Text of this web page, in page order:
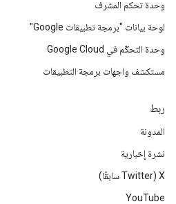
وحدة تحكم المشرف
لوحة بيانات "برمجة تطبيقات Google"
وحدة التحكّم في Google Cloud
مستكشف واجهات برمجة التطبيقات
ربط
المدونة
نشرة إخبارية
‫X ‏(Twitter سابقًا)
YouTube